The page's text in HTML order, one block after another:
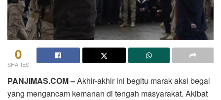
0
SHARES
PANJIMAS.COM –Akhir-akhir ini begitu marak aksi begal
yang mengancam kemanan di tengah masyarakat. Akibat